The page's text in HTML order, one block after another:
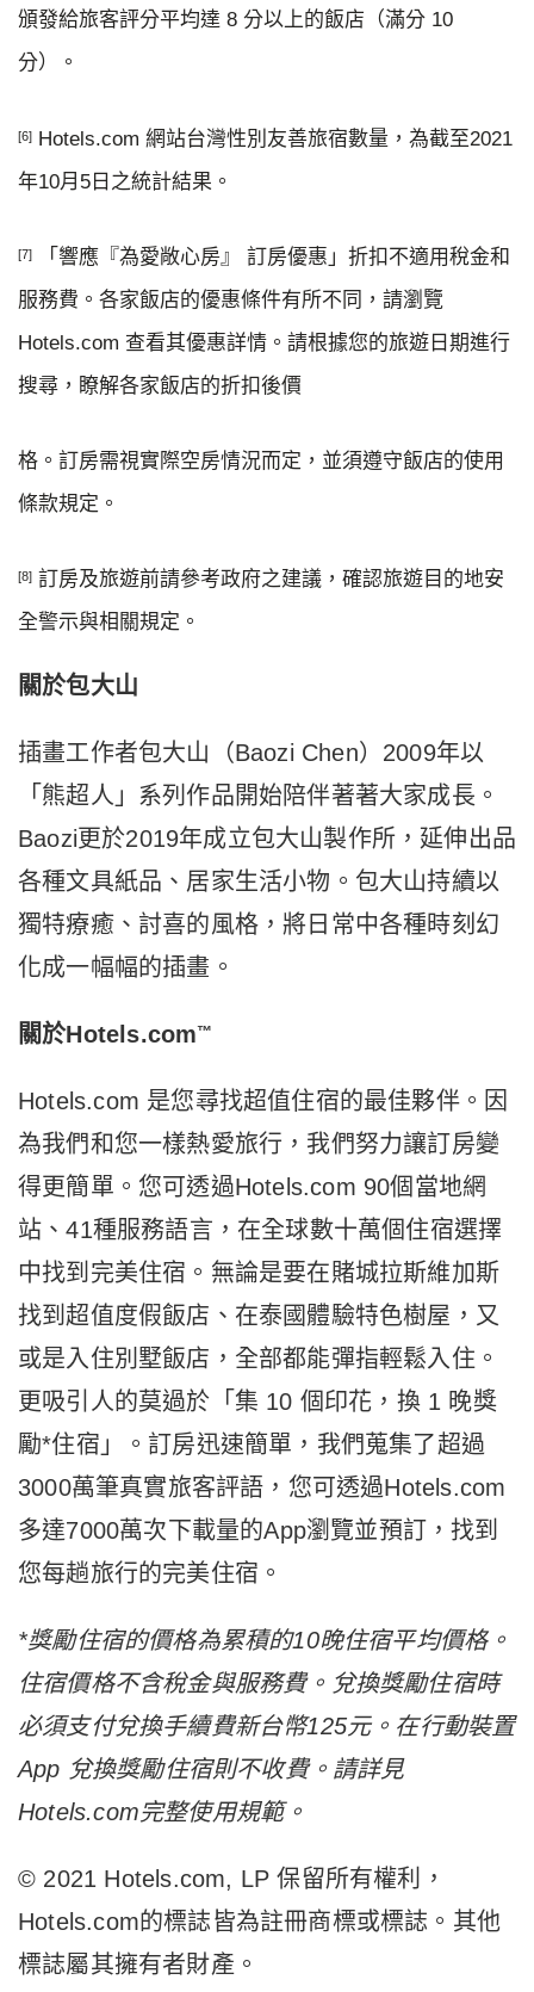
頒發給旅客評分平均達 8 分以上的飯店（滿分 10
分）。
[6] Hotels.com 網站台灣性別友善旅宿數量，為截至2021
年10月5日之統計結果。
[7]
「響應『為愛敞心房』 訂房優惠」折扣不適用稅金和
服務費。各家飯店的優惠條件有所不同，請瀏覽
Hotels.com 查看其優惠詳情。請根據您的旅遊日期進行
搜尋，瞭解各家飯店的折扣後價
格。訂房需視實際空房情況而定，並須遵守飯店的使用
條款規定。
[8] 訂房及旅遊前請參考政府之建議，確認旅遊目的地安
全警示與相關規定。
關於包大山
插畫工作者包大山（Baozi Chen）2009年以
「熊超人」系列作品開始陪伴著著大家成長。
Baozi更於2019年成立包大山製作所，延伸出品
各種文具紙品、居家生活小物。包大山持續以
獨特療癒、討喜的風格，將日常中各種時刻幻
化成一幅幅的插畫。
關於Hotels.com™
Hotels.com 是您尋找超值住宿的最佳夥伴。因
為我們和您一樣熱愛旅行，我們努力讓訂房變
得更簡單。您可透過Hotels.com 90個當地網
站、41種服務語言，在全球數十萬個住宿選擇
中找到完美住宿。無論是要在賭城拉斯維加斯
找到超值度假飯店、在泰國體驗特色樹屋，又
或是入住別墅飯店，全部都能彈指輕鬆入住。
更吸引人的莫過於「集 10 個印花，換 1 晚獎
勵*住宿」。訂房迅速簡單，我們蒐集了超過
3000萬筆真實旅客評語，您可透過Hotels.com
多達7000萬次下載量的App瀏覽並預訂，找到
您每趟旅行的完美住宿。
*獎勵住宿的價格為累積的10晚住宿平均價格。
住宿價格不含稅金與服務費。兌換獎勵住宿時
必須支付兌換手續費新台幣125元。在行動裝置
App 兌換獎勵住宿則不收費。請詳見
Hotels.com完整使用規範。
© 2021 Hotels.com, LP 保留所有權利，
Hotels.com的標誌皆為註冊商標或標誌。其他
標誌屬其擁有者財產。